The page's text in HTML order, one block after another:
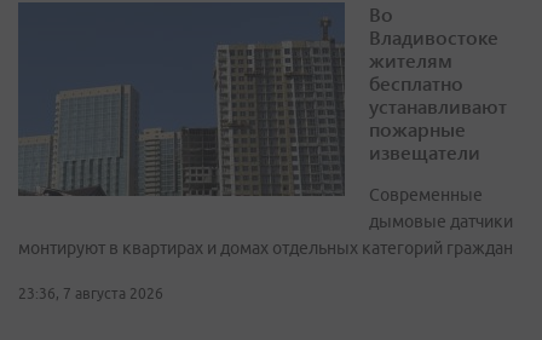
Во
Владивостоке
жителям
бесплатно
устанавливают
пожарные
извещатели
Современные
дымовые датчики
монтируют в квартирах и домах отдельных категорий граждан
23:36, 7 августа 2026